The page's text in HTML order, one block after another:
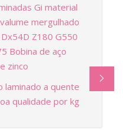
Gi material
mergulhado
Z180 G550
Bobina de aço
zinco
laminado a quente
qualidade por kg